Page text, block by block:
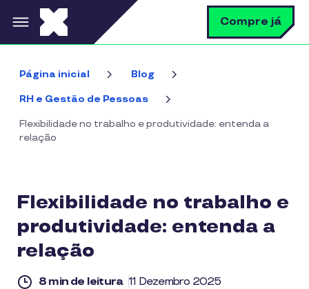
Pular para o conteúdo principal Compre já
Página inicial Blog
RH e Gestão de Pessoas
Flexibilidade no trabalho e produtividade: entenda a
relação
Flexibilidade no trabalho e
produtividade: entenda a
relação
8 min de leitura 11 Dezembro 2025